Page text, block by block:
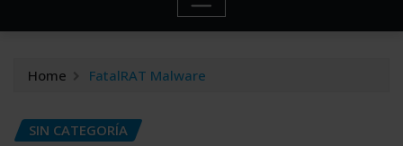
Home FatalRAT Malware
SIN CATEGORÍA